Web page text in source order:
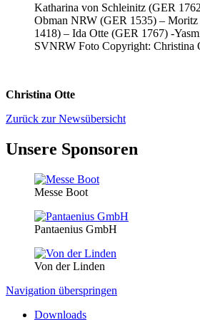
Katharina von Schleinitz (GER
Obman NRW (GER 1535) –
1418) – Ida Otte (GER 1767) -
SVNRW Foto Copyright: Christina
Christina Otte
Zurück zur Newsübersicht
Unsere Sponsoren
Messe Boot
Pantaenius GmbH
Von der Linden
Navigation überspringen
Downloads